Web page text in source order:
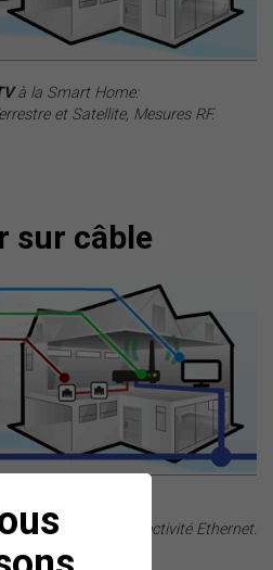
à la Smart Home:
et Satellite, Mesures RF.
sur câble
WiFi, Connectivité Ethernet.